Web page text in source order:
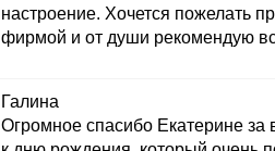
настроение. Хочется пожелать
фирмой и от души рекомендую
Галина
Огромное спасибо Екатерине